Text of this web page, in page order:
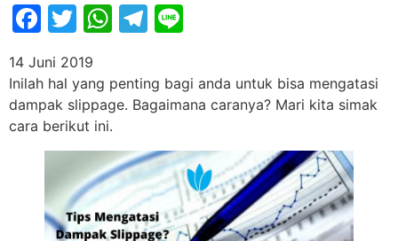
Facebook
Twitter
WhatsApp
Telegram
14 Juni 2019
Inilah hal yang penting bagi anda untuk bisa mengatasi
dampak slippage. Bagaimana caranya? Mari kita simak
cara berikut ini.